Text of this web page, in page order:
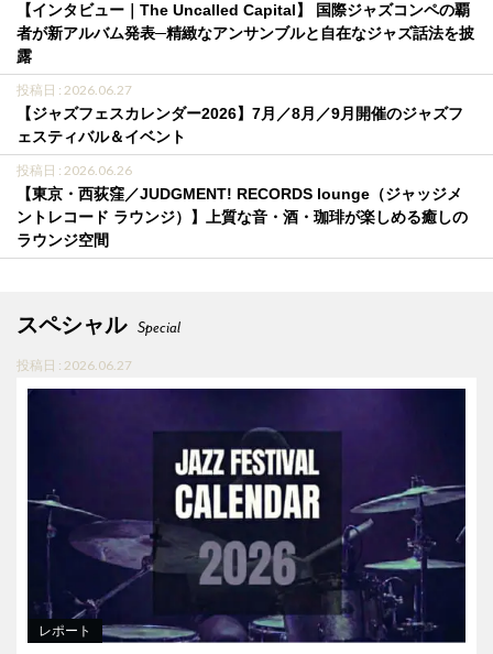
【インタビュー｜The Uncalled Capital】 国際ジャズコンペの覇
者が新アルバム発表─精緻なアンサンブルと自在なジャズ話法を披
露
投稿日 : 2026.06.27
【ジャズフェスカレンダー2026】7月／8月／9月開催のジャズフ
ェスティバル＆イベント
投稿日 : 2026.06.26
【東京・西荻窪／JUDGMENT! RECORDS lounge（ジャッジメ
ントレコード ラウンジ）】上質な音・酒・珈琲が楽しめる癒しの
ラウンジ空間
スペシャル Special
投稿日 : 2026.06.27
レポート